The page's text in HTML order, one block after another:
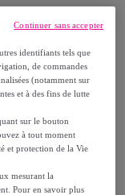
identifiants tels que
de commandes
(notamment sur
et à des fins de lutte
sur le bouton
à tout moment
et protection de la Vie
mesurant la
Pour en savoir plus
Continuer sans accepter